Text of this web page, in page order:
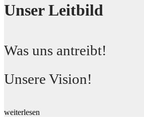
Unser Leitbild
Was uns antreibt!
Unsere Vision!
weiterlesen